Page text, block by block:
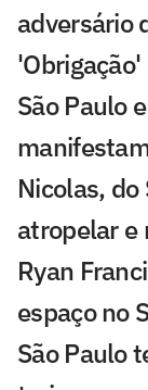
adversário
'Obrigação'
São Paulo
Nicolas, do
atropelar e
Ryan
espaço no
São Paulo